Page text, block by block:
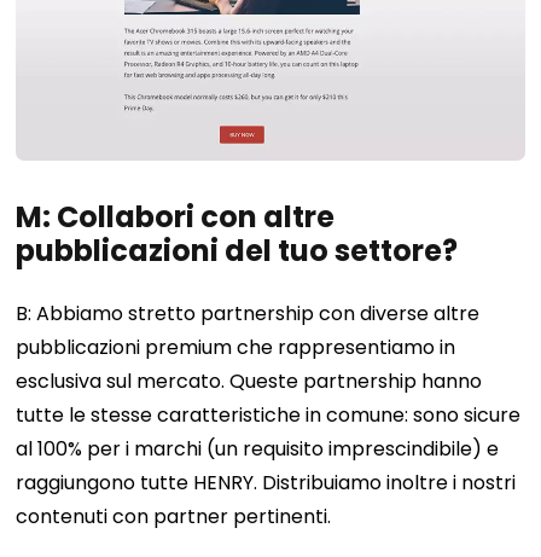
M: Collabori con altre
pubblicazioni del tuo settore?
B: Abbiamo stretto partnership con diverse altre
pubblicazioni premium che rappresentiamo in
esclusiva sul mercato. Queste partnership hanno
tutte le stesse caratteristiche in comune: sono sicure
al 100% per i marchi (un requisito imprescindibile) e
raggiungono tutte HENRY. Distribuiamo inoltre i nostri
contenuti con partner pertinenti.